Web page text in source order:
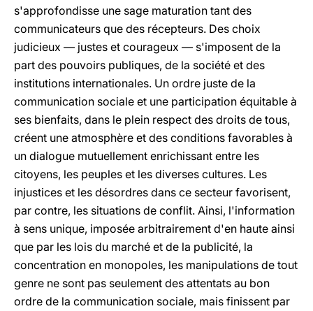
s'approfondisse une sage maturation tant des
communicateurs que des récepteurs. Des choix
judicieux — justes et courageux — s'imposent de la
part des pouvoirs publiques, de la société et des
institutions internationales. Un ordre juste de la
communication sociale et une participation équitable à
ses bienfaits, dans le plein respect des droits de tous,
créent une atmosphère et des conditions favorables à
un dialogue mutuellement enrichissant entre les
citoyens, les peuples et les diverses cultures. Les
injustices et les désordres dans ce secteur favorisent,
par contre, les situations de conflit. Ainsi, l'information
à sens unique, imposée arbitrairement d'en haute ainsi
que par les lois du marché et de la publicité, la
concentration en monopoles, les manipulations de tout
genre ne sont pas seulement des attentats au bon
ordre de la communication sociale, mais finissent par